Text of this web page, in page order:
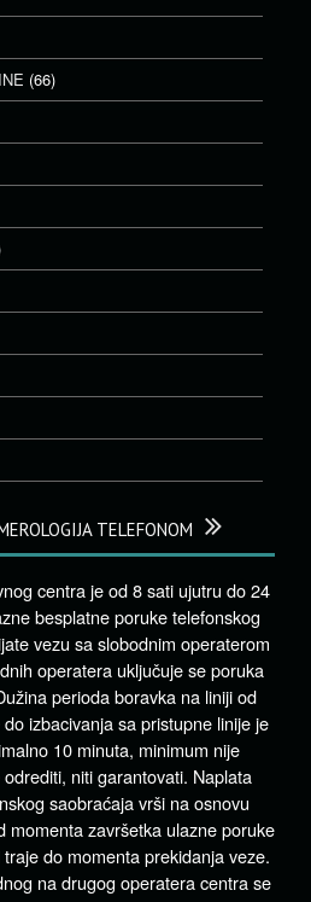
(66)
TELEFONOM
centra je od 8 sati ujutru do 24
besplatne poruke telefonskog
vezu sa slobodnim operaterom
operatera uključuje se poruka
perioda boravka na liniji od
izbacivanja sa pristupne linije je
10 minuta, minimum nije
niti garantovati. Naplata
saobraćaja vrši na osnovu
momenta završetka ulazne poruke
do momenta prekidanja veze.
na drugog operatera centra se